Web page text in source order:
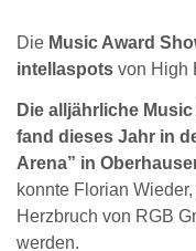
Die Music Award
intellaspots von High
Die alljährliche
fand dieses Jahr in
Arena” in
konnte Florian
Herzbruch von RGB
werden.